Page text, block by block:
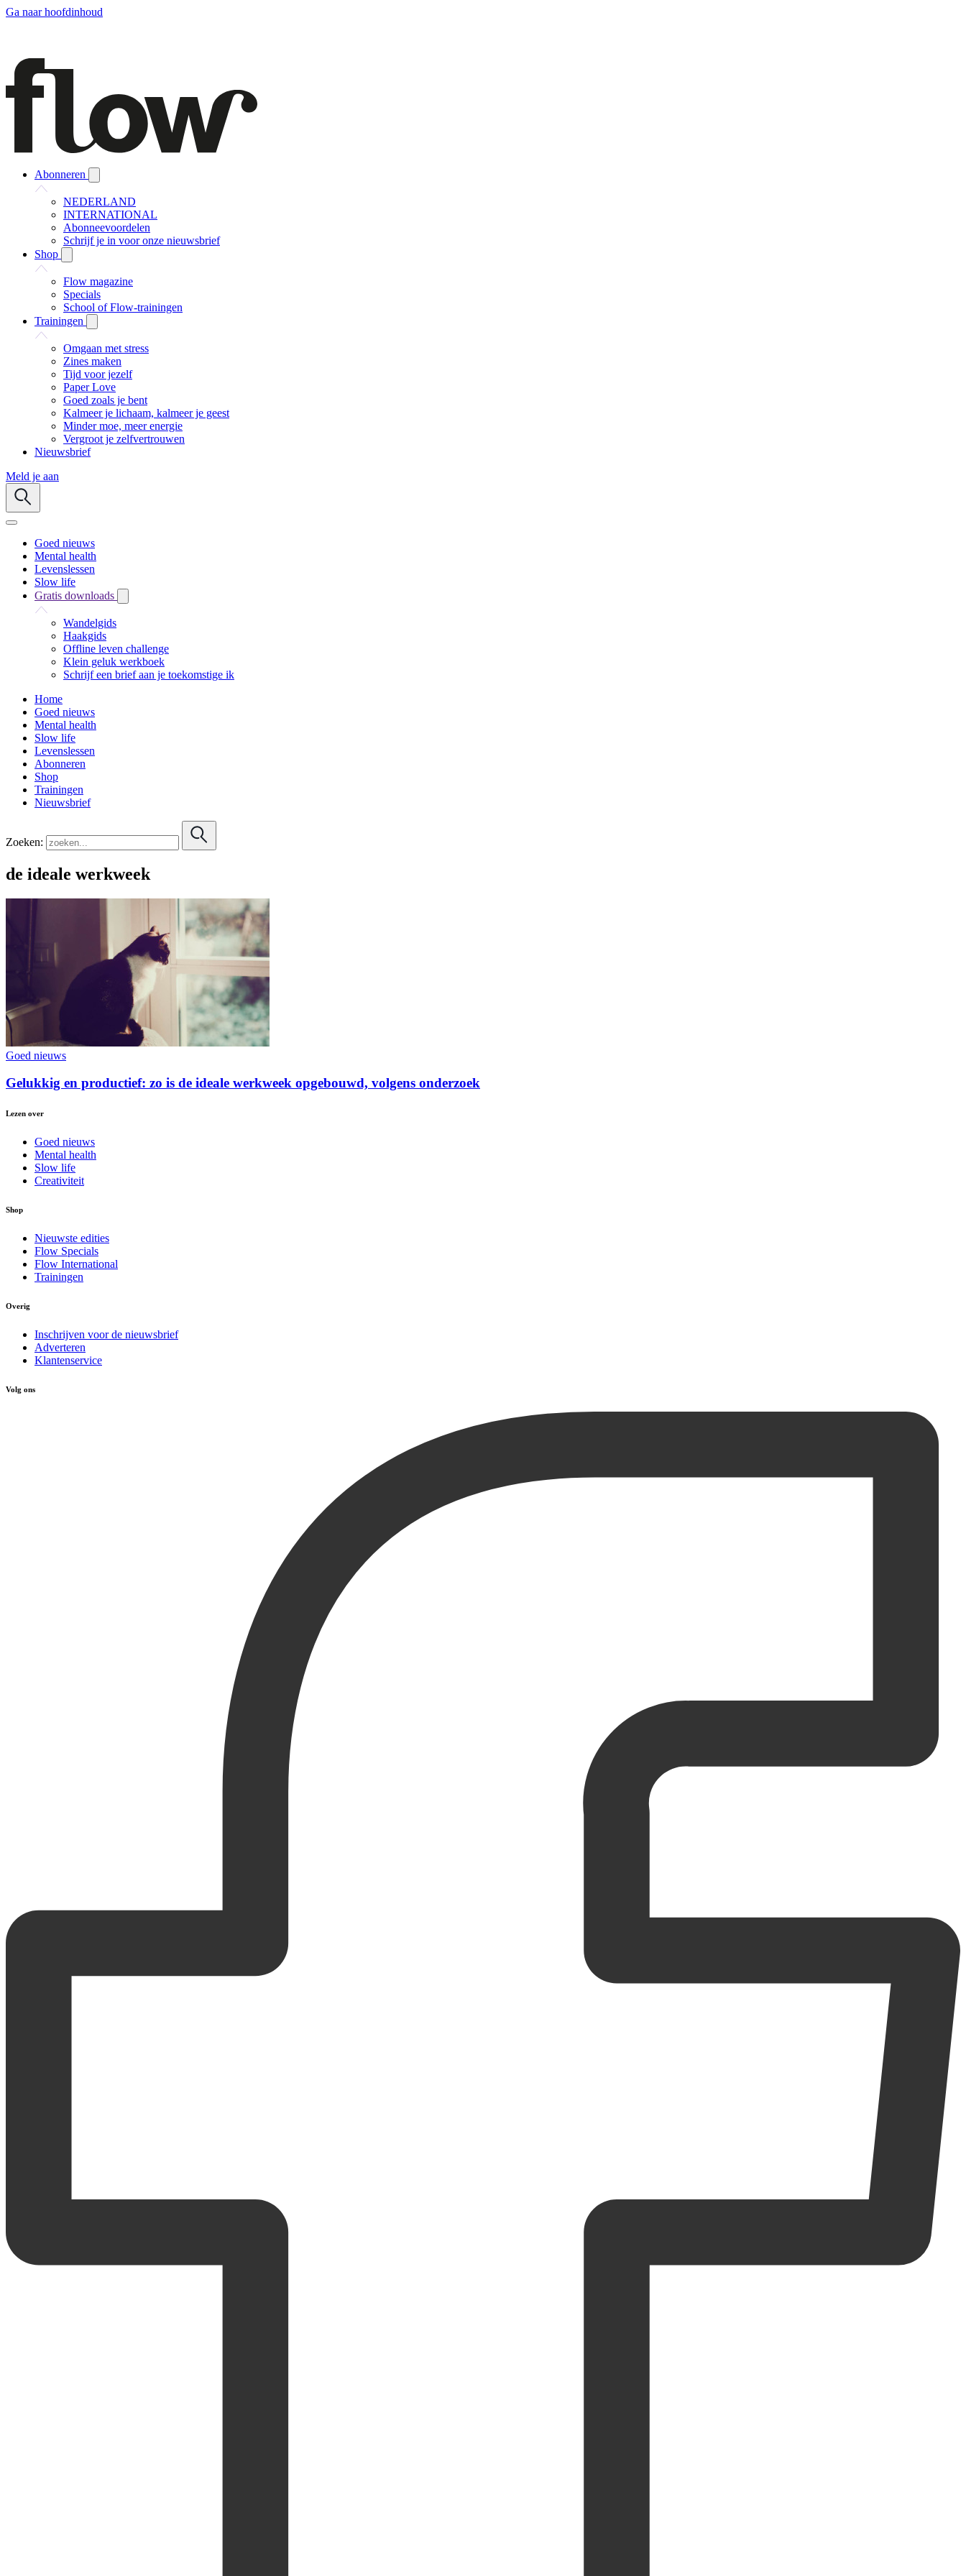
Ga naar hoofdinhoud
Abonneren
NEDERLAND
INTERNATIONAL
Abonneevoordelen
Schrijf je in voor onze nieuwsbrief
Shop
Flow magazine
Specials
School of Flow-trainingen
Trainingen
Omgaan met stress
Zines maken
Tijd voor jezelf
Paper Love
Goed zoals je bent
Kalmeer je lichaam, kalmeer je geest
Minder moe, meer energie
Vergroot je zelfvertrouwen
Nieuwsbrief
Meld je aan
Goed nieuws
Mental health
Levenslessen
Slow life
Gratis downloads
Wandelgids
Haakgids
Offline leven challenge
Klein geluk werkboek
Schrijf een brief aan je toekomstige ik
Home
Goed nieuws
Mental health
Slow life
Levenslessen
Abonneren
Shop
Trainingen
Nieuwsbrief
Zoeken:
de ideale werkweek
Goed nieuws
Gelukkig en productief: zo is de ideale werkweek opgebouwd, volgens onderzoek
Lezen over
Goed nieuws
Mental health
Slow life
Creativiteit
Shop
Nieuwste edities
Flow Specials
Flow International
Trainingen
Overig
Inschrijven voor de nieuwsbrief
Adverteren
Klantenservice
Volg ons